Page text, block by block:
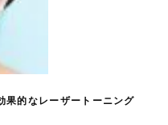
果的なレーザートーニング